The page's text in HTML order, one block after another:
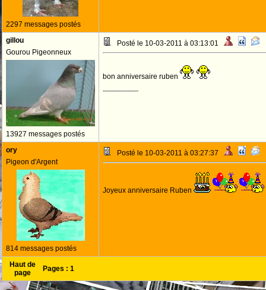
2297 messages postés
gillou
Gourou Pigeonneux
13927 messages postés
Posté le 10-03-2011 à 03:13:01
bon anniversaire ruben
--------------------
ory
Pigeon d'Argent
814 messages postés
Posté le 10-03-2011 à 03:27:37
Joyeux anniversaire Ruben
Haut de
page
Pages : 1